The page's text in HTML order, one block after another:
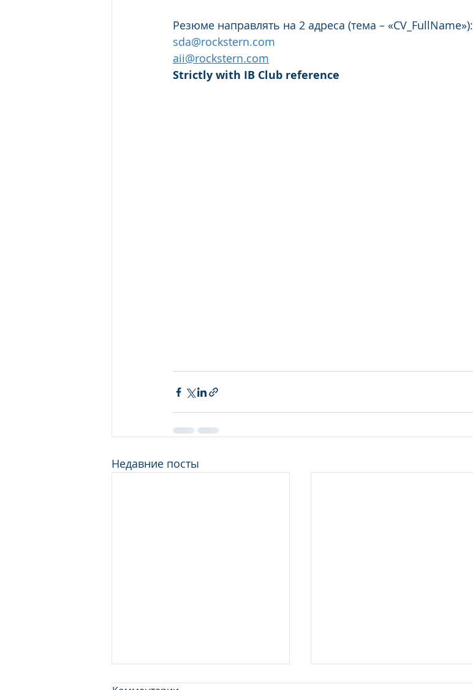
Резюме направлять на 2 адреса (тема – «CV_FullName»):
sda@rockstern.com
aii@rockstern.com
Strictly with IB Club reference
Недавние посты